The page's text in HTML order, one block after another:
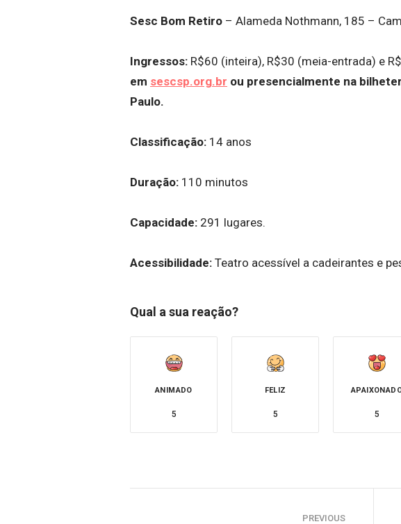
Sesc Bom Retiro – Alameda Nothmann, 185 –
Ingressos: R$60 (inteira), R$30 (meia-entrada) e
em sescsp.org.br ou presencialmente na
Paulo.
Classificação: 14 anos
Duração: 110 minutos
Capacidade: 291 lugares.
Acessibilidade: Teatro acessível a cadeirantes e
Qual a sua reação?
ANIMADO
5
FELIZ
5 5
PREVIOUS